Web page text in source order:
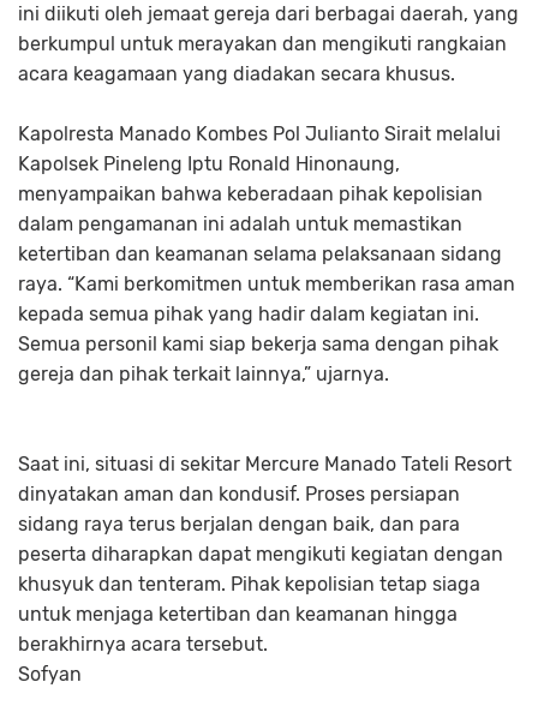
ini diikuti oleh jemaat gereja dari berbagai daerah, yang
berkumpul untuk merayakan dan mengikuti rangkaian
acara keagamaan yang diadakan secara khusus.
Kapolresta Manado Kombes Pol Julianto Sirait melalui
Kapolsek Pineleng Iptu Ronald Hinonaung,
menyampaikan bahwa keberadaan pihak kepolisian
dalam pengamanan ini adalah untuk memastikan
ketertiban dan keamanan selama pelaksanaan sidang
raya. “Kami berkomitmen untuk memberikan rasa aman
kepada semua pihak yang hadir dalam kegiatan ini.
Semua personil kami siap bekerja sama dengan pihak
gereja dan pihak terkait lainnya,” ujarnya.
Saat ini, situasi di sekitar Mercure Manado Tateli Resort
dinyatakan aman dan kondusif. Proses persiapan
sidang raya terus berjalan dengan baik, dan para
peserta diharapkan dapat mengikuti kegiatan dengan
khusyuk dan tenteram. Pihak kepolisian tetap siaga
untuk menjaga ketertiban dan keamanan hingga
berakhirnya acara tersebut.
Sofyan